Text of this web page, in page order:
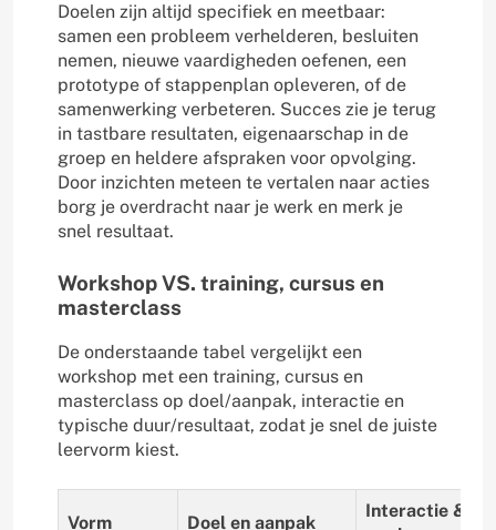
Doelen zijn altijd specifiek en meetbaar:
samen een probleem verhelderen, besluiten
nemen, nieuwe vaardigheden oefenen, een
prototype of stappenplan opleveren, of de
samenwerking verbeteren. Succes zie je terug
in tastbare resultaten, eigenaarschap in de
groep en heldere afspraken voor opvolging.
Door inzichten meteen te vertalen naar acties
borg je overdracht naar je werk en merk je
snel resultaat.
Workshop VS. training, cursus en
masterclass
De onderstaande tabel vergelijkt een
workshop met een training, cursus en
masterclass op doel/aanpak, interactie en
typische duur/resultaat, zodat je snel de juiste
leervorm kiest.
Vorm Doel en aanpak
Interactie &